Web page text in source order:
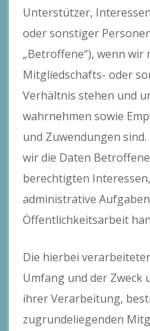
Unterstützer,
oder sonstiger
„Betroffene“), wenn wir
Mitgliedschafts- oder
Verhältnis stehen und
wahrnehmen sowie
und Zuwendungen
wir die Daten
berechtigten
administrative
Öffentlichkeitsarbeit
Die hierbei
Umfang und der Zweck
ihrer Verarbeitung,
zugrundeliegenden